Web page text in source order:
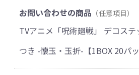
お問い合わせの商品 （任意項目）
TVアニメ「呪術廻戦」 デコステ
つき -懐玉・玉折-【1BOX 20パッ